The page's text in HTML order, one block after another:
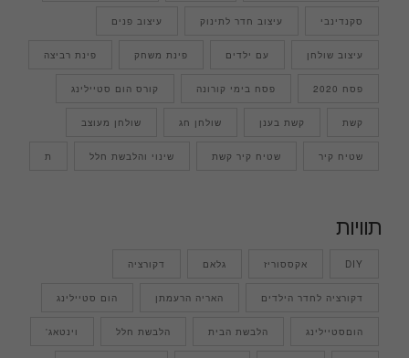
סקנדינבי עיצוב חדר לתינוק עיצוב פנים
עיצוב שולחן עם ילדים פינת משחק פינת רביצה
פסח 2020 פסח בימי קורונה קורס הום סטיילינג
קשת קשת בענן שולחן חג שולחן מעוצב
שטיח קיר שטיח קיר קשת שינוי והלבשת חלל ת
תוויות
DIY אקססוריז גלאם דקורציה
דקורציה לחדר הילדים האריה הרעמתן הום סטיילינג
הוםסטיילינג הלבשת הבית הלבשת חלל וינטאג'